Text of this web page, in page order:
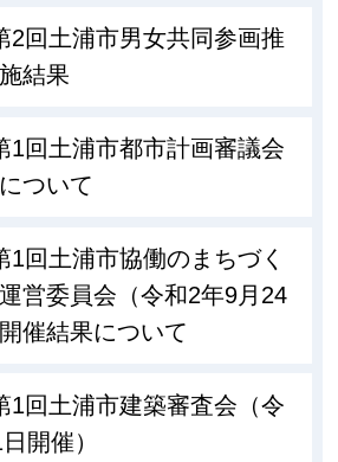
2回土浦市男女共同参画推
結果
1回土浦市都市計画審議会
ついて
1回土浦市協働のまちづく
営委員会（令和2年9月24
催結果について
1回土浦市建築審査会（令
開催）